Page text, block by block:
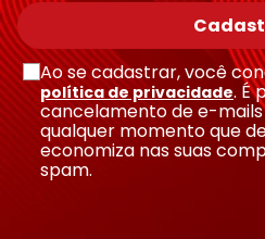
Ao se cadastrar, você
política de privacidade. É
cancelamento de e-
qualquer momento que
economiza nas suas
spam.